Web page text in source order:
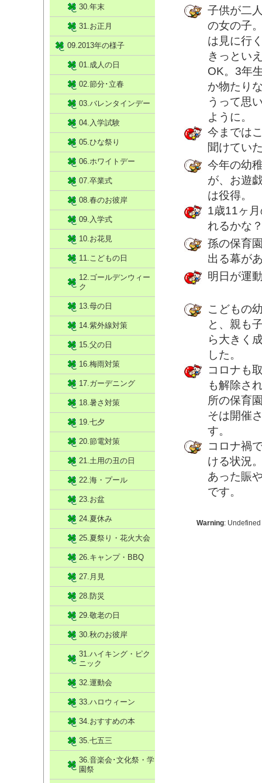
子供が二
の女の子
は見に行
きっとい
OK。3年
か物たり
うって思
ように。
今までは
聞けてい
今年の幼
が、お遊
は役得。
1歳11ヶ
れるかな
孫の保育
出る幕が
明日が運
こどもの
と、親も
ら大きく
した。
コロナも
も解除さ
所の保育
そは開催
す。
コロナ禍
ける状況
あった賑
です。
Warning:
30.年末
31.お正月
09.2013年の様子
01.成人の日
02.節分･立春
03.バレンタインデー
04.入学試験
05.ひな祭り
06.ホワイトデー
07.卒業式
08.春のお彼岸
09.入学式
10.お花見
11.こどもの日
12.ゴールデンウィー
ク
13.母の日
14.紫外線対策
15.父の日
16.梅雨対策
17.ガーデニング
18.暑さ対策
19.七夕
20.節電対策
21.土用の丑の日
22.海・プール
23.お盆
24.夏休み
25.夏祭り・花火大会
26.キャンプ・BBQ
27.月見
28.防災
29.敬老の日
30.秋のお彼岸
31.ハイキング・ピク
ニック
32.運動会
33.ハロウィーン
34.おすすめの本
35.七五三
36.音楽会･文化祭・学
園祭